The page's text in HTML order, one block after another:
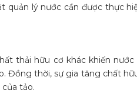
lý nước cần được thực
thải hữu cơ khác khiến
Đồng thời, sự gia tăng chất
tảo.